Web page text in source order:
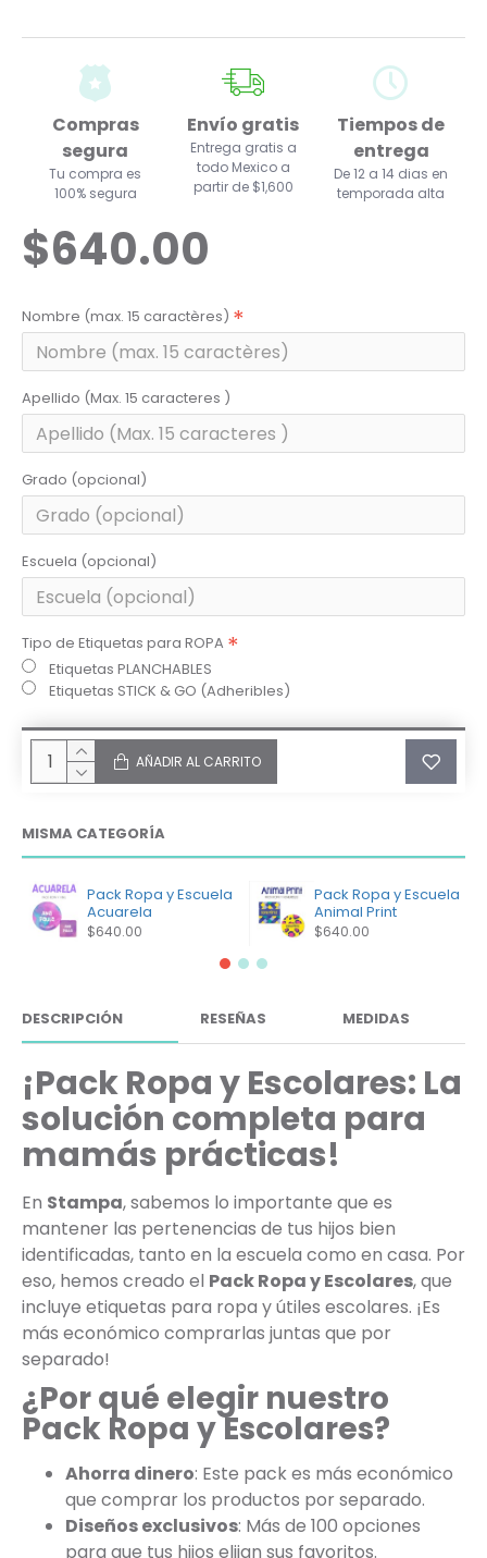
Compras
segura
Tu compra es
100% segura
Envío gratis
Entrega gratis a
todo Mexico a
partir de $1,600
Tiempos de
entrega
De 12 a 14 dias en
temporada alta
$640.00
Nombre (max. 15 caractères)
Apellido (Max. 15 caracteres )
Grado (opcional)
Escuela (opcional)
Tipo de Etiquetas para ROPA
Etiquetas PLANCHABLES
Etiquetas STICK & GO (Adheribles)
AÑADIR AL CARRITO
MISMA CATEGORÍA
Pack Ropa y Escuela
Acuarela
$640.00
Pack Ropa y Escuela
Animal Print
$640.00
DESCRIPCIÓN RESEÑAS MEDIDAS
¡Pack Ropa y Escolares: La
solución completa para
mamás prácticas!
En Stampa, sabemos lo importante que es
mantener las pertenencias de tus hijos bien
identificadas, tanto en la escuela como en casa. Por
eso, hemos creado el Pack Ropa y Escolares, que
incluye etiquetas para ropa y útiles escolares. ¡Es
más económico comprarlas juntas que por
separado!
¿Por qué elegir nuestro
Pack Ropa y Escolares?
Ahorra dinero: Este pack es más económico
que comprar los productos por separado.
Diseños exclusivos: Más de 100 opciones
para que tus hijos elijan sus favoritos.